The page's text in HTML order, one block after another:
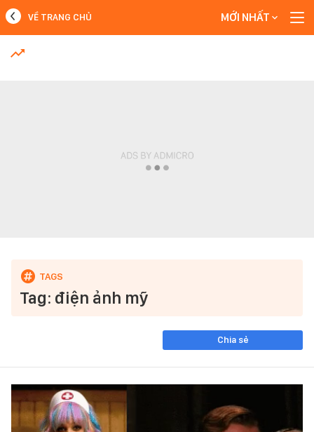
MỚI NHẤT
VỀ TRANG CHỦ MỚI NHẤT
Tag: điện ảnh mỹ
Chia sẻ